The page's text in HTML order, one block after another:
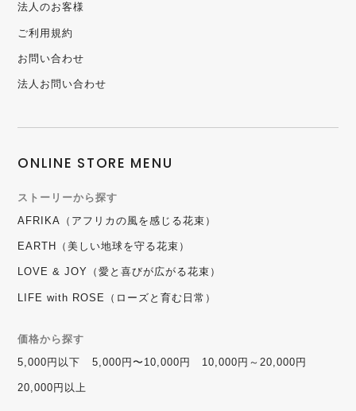
法人のお客様
ご利用規約
お問い合わせ
法人お問い合わせ
ONLINE STORE MENU
ストーリーから探す
AFRIKA（アフリカの風を感じる花束）
EARTH（美しい地球を守る花束）
LOVE & JOY（愛と喜びが広がる花束）
LIFE with ROSE（ローズと育む日常）
価格から探す
5,000円以下
5,000円〜10,000円 10,000円～20,000円
20,000円以上